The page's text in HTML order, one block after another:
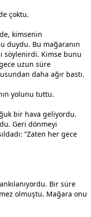
çoktu.
kimsenin
duydu. Bu mağaranın
söylenirdi. Kimse bunu
uzun süre
daha ağır bastı.
yolunu tuttu.
bir hava geliyordu.
Geri dönmeyi
“Zaten her gece
Bir süre
olmuştu. Mağara onu